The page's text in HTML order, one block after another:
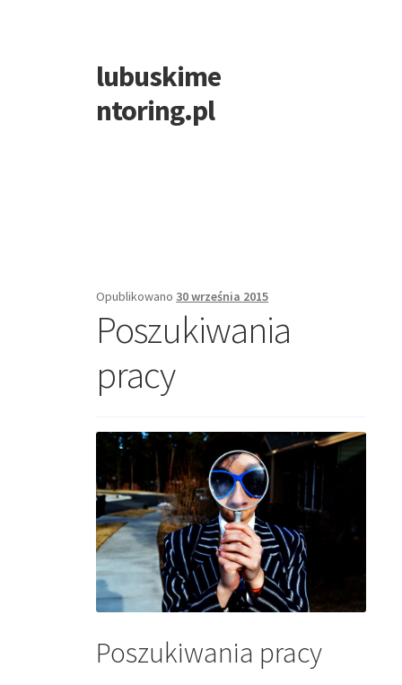
Przejdź
do
nawigacji
Przejdź
do
treści
lubuskime
ntoring.pl
Opublikowano 30 września 2015
Poszukiwania
pracy
Poszukiwania pracy